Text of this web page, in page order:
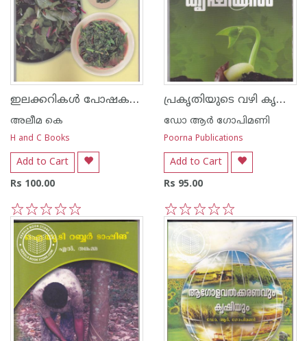
ഇലക്കറികള്‍ പോഷകങ്ങളുടെ കലവറ
അലീമ കെ
H and C Books
Add to Cart
Rs 100.00
5
4
3
2
1
പ്രകൃതിയുടെ വഴി കൃഷിയില്‍
ഡോ ആര്‍ ഗോപിമണി
Poorna Publications
Add to Cart
Rs 95.00
5
4
3
2
1